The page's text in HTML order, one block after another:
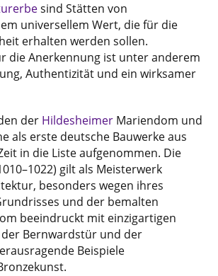
sind Stätten von
universellem Wert, die für die
erhalten werden sollen.
die Anerkennung ist unter anderem
Authentizität und ein wirksamer
der Hildesheimer Mariendom und
als erste deutsche Bauwerke aus
in die Liste aufgenommen. Die
gilt als Meisterwerk
besonders wegen ihres
und der bemalten
beeindruckt mit einzigartigen
Bernwardstür und der
Beispiele